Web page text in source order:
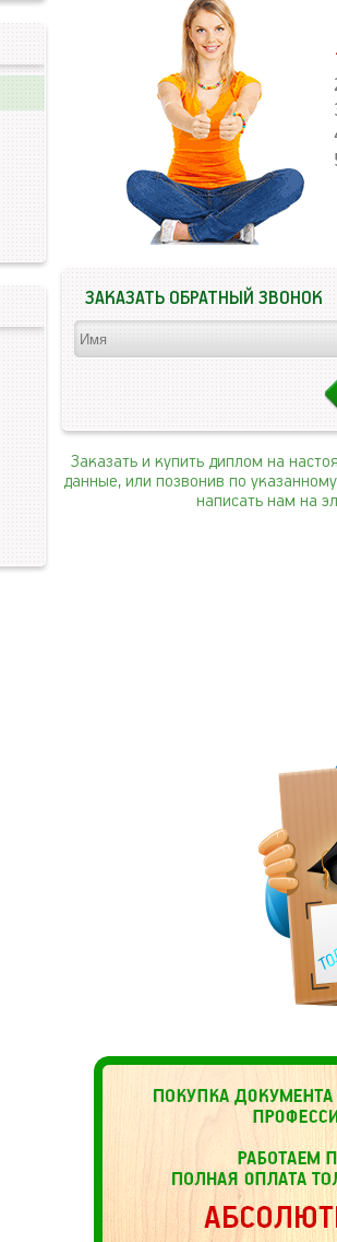
ЗАКАЗАТЬ ОБРАТНЫЙ ЗВОНОК
Заказать и купить диплом на
данные, или позвонив по
написать нам на